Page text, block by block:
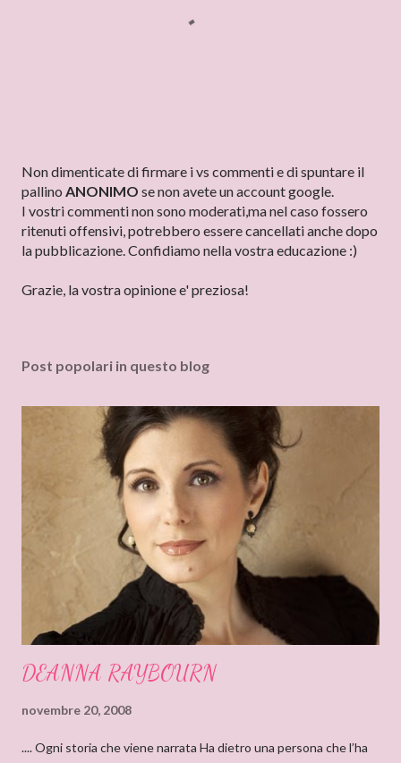
P
o
s
t
a
n
m
n
Non dimenticate di firmare i vs commenti e di spuntare il
pallino ANONIMO se non avete un account google.
I vostri commenti non sono moderati,ma nel caso fossero
ritenuti offensivi, potrebbero essere cancellati anche dopo
la pubblicazione. Confidiamo nella vostra educazione :)
Grazie, la vostra opinione e' preziosa!
Post popolari in questo blog
DEANNA RAYBOURN
novembre 20, 2008
.... Ogni storia che viene narrata Ha dietro una persona che l’ha